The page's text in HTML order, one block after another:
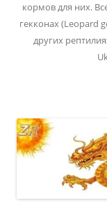
кормов для них.
гекконах (Leopard
других